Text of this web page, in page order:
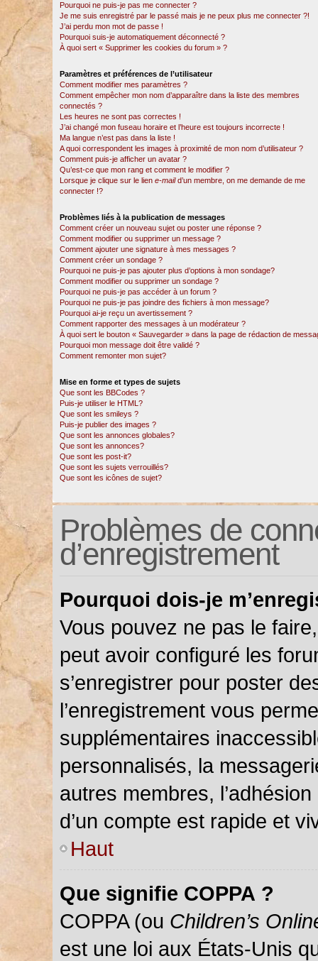
Pourquoi ne puis-je pas me connecter ?
Je me suis enregistré par le passé mais je ne peux plus me connecter ?!
J’ai perdu mon mot de passe !
Pourquoi suis-je automatiquement déconnecté ?
À quoi sert « Supprimer les cookies du forum » ?
Paramètres et préférences de l’utilisateur
Comment modifier mes paramètres ?
Comment empêcher mon nom d’apparaître dans la liste des membres
connectés ?
Les heures ne sont pas correctes !
J’ai changé mon fuseau horaire et l’heure est toujours incorrecte !
Ma langue n’est pas dans la liste !
A quoi correspondent les images à proximité de mon nom d’utilisateur ?
Comment puis-je afficher un avatar ?
Qu’est-ce que mon rang et comment le modifier ?
Lorsque je clique sur le lien e-maild’un membre, on me demande de me
connecter !?
Problèmes liés à la publication de messages
Comment créer un nouveau sujet ou poster une réponse ?
Comment modifier ou supprimer un message ?
Comment ajouter une signature à mes messages ?
Comment créer un sondage ?
Pourquoi ne puis-je pas ajouter plus d’options à mon sondage?
Comment modifier ou supprimer un sondage ?
Pourquoi ne puis-je pas accéder à un forum ?
Pourquoi ne puis-je pas joindre des fichiers à mon message?
Pourquoi ai-je reçu un avertissement ?
Comment rapporter des messages à un modérateur ?
À quoi sert le bouton « Sauvegarder » dans la page de rédaction de
Pourquoi mon message doit être validé ?
Comment remonter mon sujet?
Mise en forme et types de sujets
Que sont les BBCodes ?
Puis-je utiliser le HTML?
Que sont les smileys ?
Puis-je publier des images ?
Que sont les annonces globales?
Que sont les annonces?
Que sont les post-it?
Que sont les sujets verrouillés?
Que sont les icônes de sujet?
Problèmes de
d’enregistrement
Pourquoi dois-je
Vous pouvez ne pas le
peut avoir configuré les
s’enregistrer pour poster
l’enregistrement vous
supplémentaires
personnalisés, la
autres membres,
d’un compte est rapide et
Haut
Que signifie COPPA ?
COPPA (ou Children’s
est une loi aux États-Unis